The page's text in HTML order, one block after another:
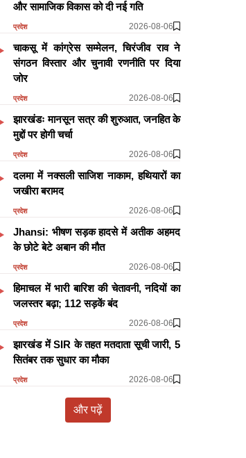
और सामाजिक विकास को दी नई गति
प्रदेश 2026-08-06
चाकसू में कांग्रेस सम्मेलन, चिरंजीव राव ने
संगठन विस्तार और चुनावी रणनीति पर दिया
जोर
प्रदेश 2026-08-06
झारखंडः मानसून सत्र की शुरुआत, जनहित के
मुद्दों पर होगी चर्चा
प्रदेश 2026-08-06
दलमा में नक्सली साजिश नाकाम, हथियारों का
जखीरा बरामद
प्रदेश 2026-08-06
Jhansi: भीषण सड़क हादसे में अतीक अहमद
के छोटे बेटे अबान की मौत
प्रदेश 2026-08-06
हिमाचल में भारी बारिश की चेतावनी, नदियों का
जलस्तर बढ़ा; 112 सड़कें बंद
प्रदेश 2026-08-06
झारखंड में SIR के तहत मतदाता सूची जारी, 5
सितंबर तक सुधार का मौका
प्रदेश 2026-08-06
और पढ़ें